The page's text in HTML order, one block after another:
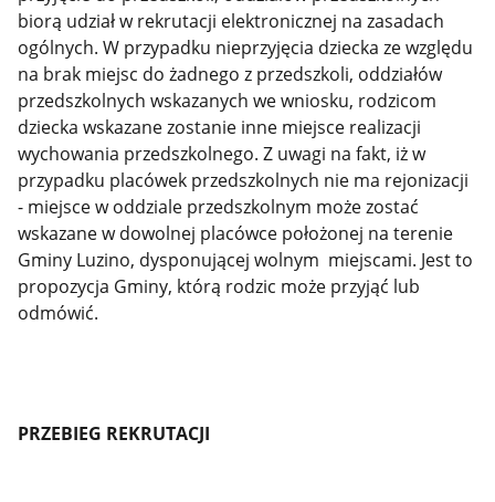
biorą udział w rekrutacji elektronicznej na zasadach
ogólnych. W przypadku nieprzyjęcia dziecka ze względu
na brak miejsc do żadnego z przedszkoli, oddziałów
przedszkolnych wskazanych we wniosku, rodzicom
dziecka wskazane zostanie inne miejsce realizacji
wychowania przedszkolnego. Z uwagi na fakt, iż w
przypadku placówek przedszkolnych nie ma rejonizacji
- miejsce w oddziale przedszkolnym może zostać
wskazane w dowolnej placówce położonej na terenie
Gminy Luzino, dysponującej wolnym miejscami. Jest to
propozycja Gminy, którą rodzic może przyjąć lub
odmówić.
PRZEBIEG REKRUTACJI